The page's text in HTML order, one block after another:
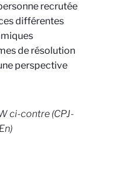
recrutée
différentes
de résolution
perspective
ci-contre (CPJ-